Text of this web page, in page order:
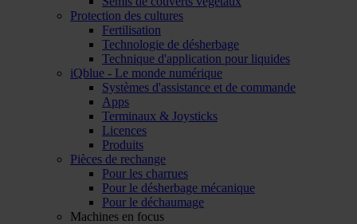
Protection des cultures
Fertilisation
Technologie de désherbage
Technique d'application pour liquides
iQblue - Le monde numérique
Systèmes d'assistance et de commande
Apps
Terminaux & Joysticks
Licences
Produits
Pièces de rechange
Pour les charrues
Pour le désherbage mécanique
Pour le déchaumage
Machines en focus